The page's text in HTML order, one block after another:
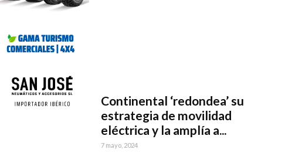
Continental ‘redondea’ su
estrategia de movilidad
eléctrica y la amplía a...
7 mayo, 2024